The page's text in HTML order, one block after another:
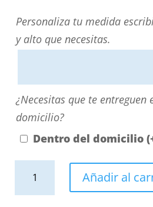
Personaliza
tu
aquí
el
y
alto
que
necesitas.
Personaliza tu medida
y alto que necesitas.
¿Necesitas
que
te
¿Necesitas que te
domicilio?
Dentro del domicilio
Añadir al